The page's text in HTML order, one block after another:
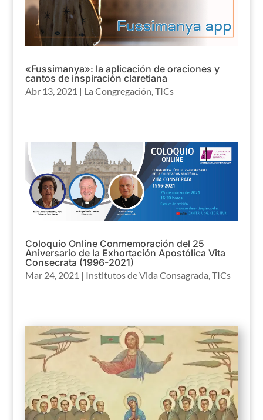
«Fussimanya»: la aplicación de oraciones y
cantos de inspiración claretiana
Abr 13, 2021 | La Congregación TICs
Coloquio Online Conmemoración del 25
Aniversario de la Exhortación Apostólica Vita
Consecrata (1996-2021)
Mar 24, 2021 | Institutos de Vida Consagrada,TICs